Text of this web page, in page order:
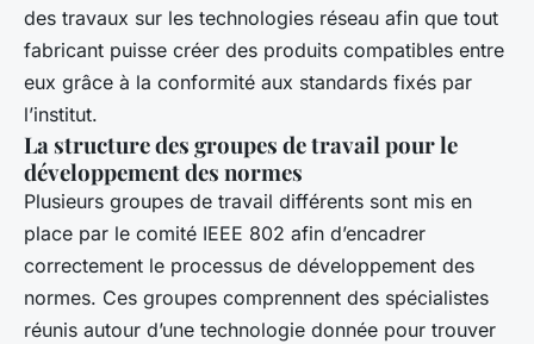
des travaux sur les technologies réseau afin que tout
fabricant puisse créer des produits compatibles entre
eux grâce à la conformité aux standards fixés par
l’institut.
La structure des groupes de travail pour le
développement des normes
Plusieurs groupes de travail différents sont mis en
place par le comité IEEE 802 afin d’encadrer
correctement le processus de développement des
normes. Ces groupes comprennent des spécialistes
réunis autour d’une technologie donnée pour trouver